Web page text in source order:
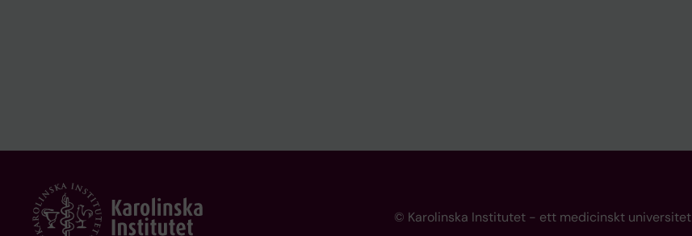
© Karolinska Institutet - ett medicinskt universitet